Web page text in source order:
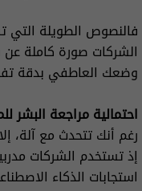
فالنصوص الطويلة التي
الشركات صورة كاملة
وضعك العاطفي بدقة
احتمالية مراجعة البشر
رغم أنك تتحدث مع آلة،
إذ تستخدم الشركات
استجابات الذكاء